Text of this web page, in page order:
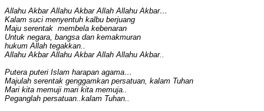
Allahu Akbar Allahu Akbar Allah Allahu Akbar…
Kalam suci menyentuh kalbu berjuang
Maju serentak membela kebenaran
Untuk negara, bangsa dan kemakmuran
hukum Allah tegakkan..
Allahu Akbar Allahu Akbar Allah Allahu Akbar..
Putera puteri Islam harapan agama…
Majulah serentak genggamkan persatuan, kalam Tuhan
Mari kita memuji mari kita memuja..
Peganglah persatuan..kalam Tuhan..